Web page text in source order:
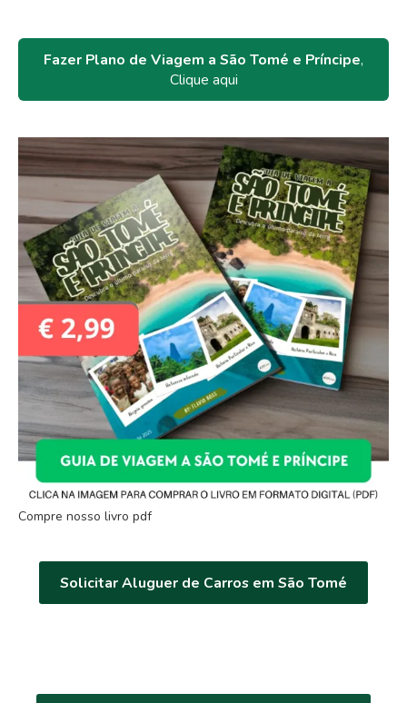
Fazer Plano de Viagem a São Tomé e Príncipe,
Clique aqui
Compre nosso livro pdf
Solicitar Aluguer de Carros em São Tomé